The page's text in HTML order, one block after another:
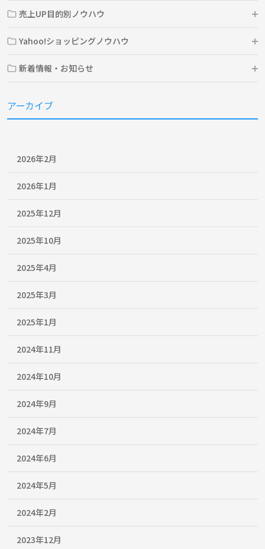
売上UP目的別ノウハウ
Yahoo!ショッピングノウハウ
新着情報・お知らせ
アーカイブ
2026年2月
2026年1月
2025年12月
2025年10月
2025年4月
2025年3月
2025年1月
2024年11月
2024年10月
2024年9月
2024年7月
2024年6月
2024年5月
2024年2月
2023年12月